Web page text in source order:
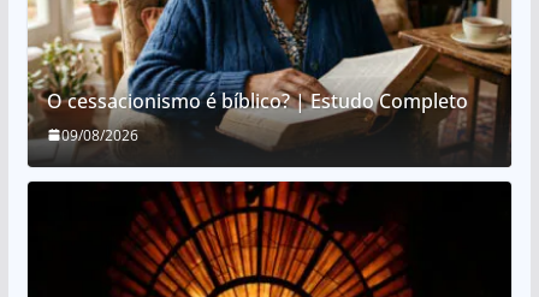
O cessacionismo é bíblico? | Estudo Completo
09/08/2026